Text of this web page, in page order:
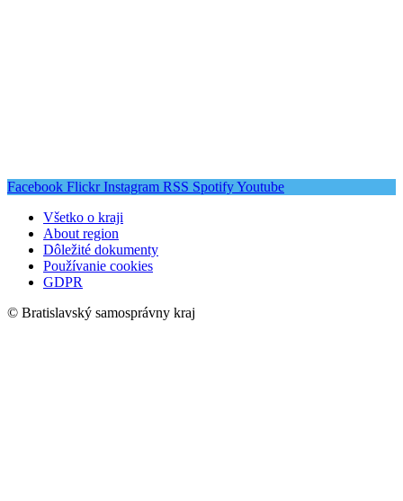
Facebook Flickr Instagram RSS SpotifyYoutube
Všetko o kraji
About region
Dôležité dokumenty
Používanie cookies
GDPR
© Bratislavský samosprávny kraj